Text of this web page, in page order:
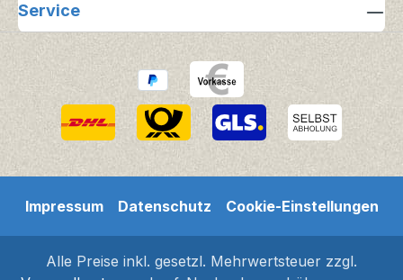
Service
Impressum Datenschutz Cookie-Einstellungen
Alle Preise inkl. gesetzl. Mehrwertsteuer zzgl.